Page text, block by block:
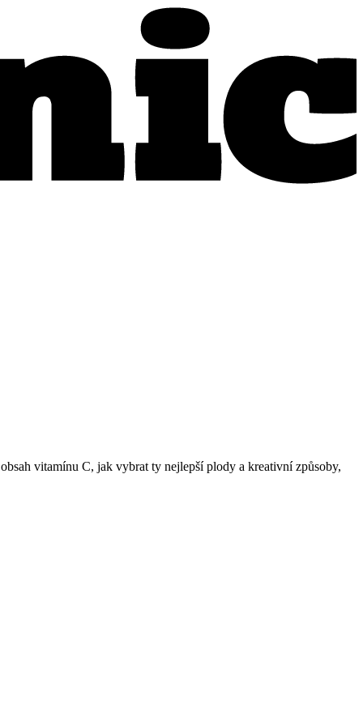
vitamínu C, jak vybrat ty nejlepší plody a kreativní způsoby,